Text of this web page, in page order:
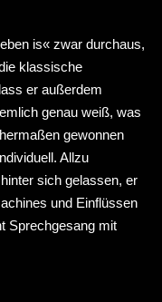
is« zwar durchaus,
klassische
er außerdem
genau weiß, was
gewonnen
Allzu
sich gelassen, er
und Einflüssen
Sprechgesang mit